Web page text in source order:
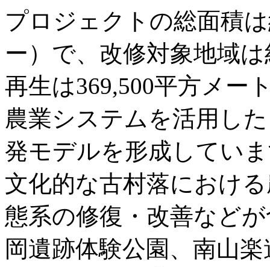
プロジェクトの総面積
ー）で、改修対象地域
再生は369,500平方メー
農業システムを活用し
発モデルを形成してい
文化的な古村落におけ
態系の修復・改善など
岡遺跡体験公園、南山